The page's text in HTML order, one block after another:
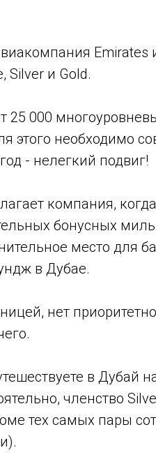
Emirates
Silver и Gold.
25 000
этого необходимо
- нелегкий подвиг!
компания,
бонусных
место для
в Дубае.
нет
в Дубай
членство
тех самых пары